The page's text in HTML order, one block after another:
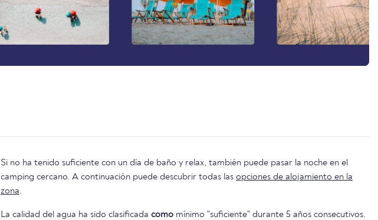
Si no ha tenido suficiente con un día de baño y relax, también puede pasar la noche en el
camping cercano. A continuación puede descubrir todas las opciones de alojamiento en la
zona.
La calidad del agua ha sido clasificada como mínimo "suficiente" durante 5 años consecutivos.